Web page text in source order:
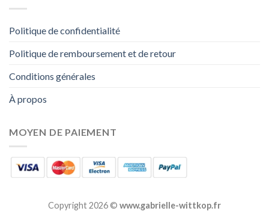
Politique de confidentialité
Politique de remboursement et de retour
Conditions générales
À propos
MOYEN DE PAIEMENT
Copyright 2026 © www.gabrielle-wittkop.fr